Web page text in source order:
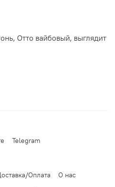
Отто вайбовый, выглядит
Telegram
Оплата
О нас